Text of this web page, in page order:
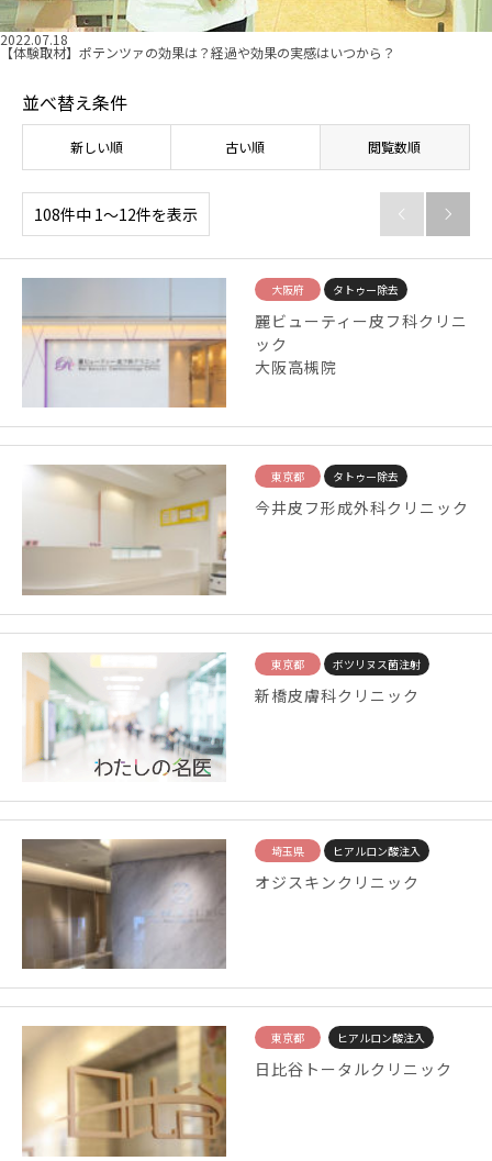
2022.07.18
【体験取材】ポテンツァの効果は？経過や効果の実感はいつから？
並べ替え条件
新しい順 古い順 閲覧数順
108件中 1〜12件を表示  
大阪府 タトゥー除去
麗ビューティー皮フ科クリニ
ック
大阪高槻院
東京都 タトゥー除去
今井皮フ形成外科クリニック
東京都 ボツリヌス菌注射
新橋皮膚科クリニック
埼玉県 ヒアルロン酸注入
オジスキンクリニック
東京都 ヒアルロン酸注入
日比谷トータルクリニック